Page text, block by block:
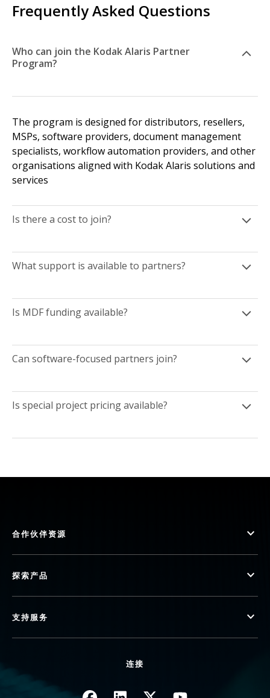
Frequently Asked Questions
Who can join the Kodak Alaris Partner
Program?
The program is designed for distributors, resellers,
MSPs, software providers, document management
specialists, workflow automation providers, and other
organisations aligned with Kodak Alaris solutions and
services
Is there a cost to join?
What support is available to partners?
Is MDF funding available?
Can software-focused partners join?
Is special project pricing available?
合作伙伴资源
探索产品
支持服务
连接